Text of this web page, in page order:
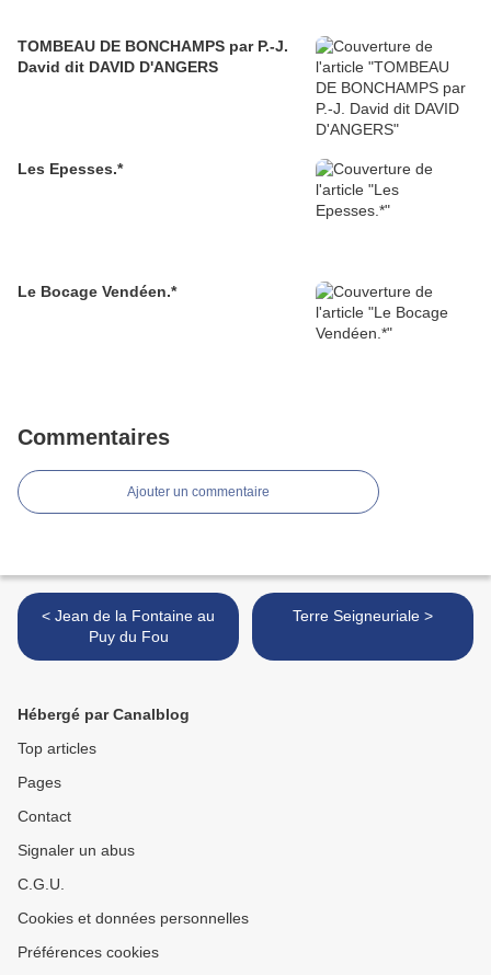
TOMBEAU DE BONCHAMPS par P.-J.
David dit DAVID D'ANGERS
Les Epesses.*
Le Bocage Vendéen.*
Commentaires
Ajouter un commentaire
< Jean de la Fontaine au
Puy du Fou
Terre Seigneuriale >
Hébergé par Canalblog
Top articles
Pages
Contact
Signaler un abus
C.G.U.
Cookies et données personnelles
Préférences cookies